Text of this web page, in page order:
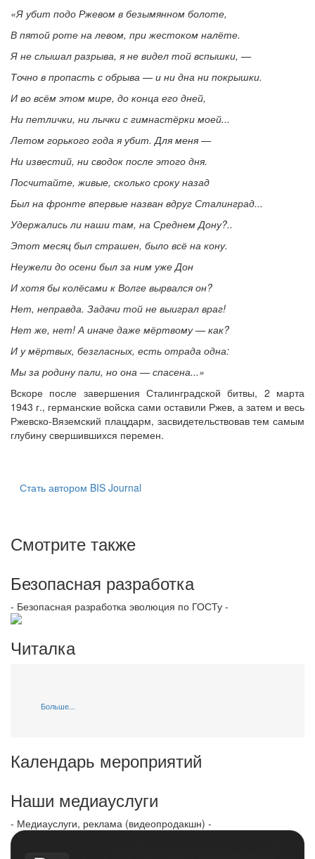
«Я убит подо Ржевом в безымянном болоте,
В пятой роте на левом, при жестоком налёте.
Я не слышал разрыва, я не видел той вспышки, —
Точно в пропасть с обрыва — и ни дна ни покрышки.
И во всём этом мире, до конца его дней,
Ни петлички, ни лычки с гимнастёрки моей...
Летом горького года я убит. Для меня —
Ни известий, ни сводок после этого дня.
Посчитайте, живые, сколько сроку назад
Был на фронте впервые назван вдруг Сталинград...
Удержались ли наши там, на Среднем Дону?..
Этот месяц был страшен, было всё на кону.
Неужели до осени был за ним уже Дон
И хотя бы колёсами к Волге вырвался он?
Нет, неправда. Задачи той не выиграл враг!
Нет же, нет! А иначе даже мёртвому — как?
И у мёртвых, безгласных, есть отрада одна:
Мы за родину пали, но она — спасена...»
Вскоре после завершения Сталинградской битвы, 2 марта
1943 г., германские войска сами оставили Ржев, а затем и весь
Ржевско-Вяземский плацдарм, засвидетельствовав тем самым
глубину свершившихся перемен.
Стать автором BIS Journal
Смотрите также
Безопасная разработка
- Безопасная разработка эволюция по ГОСТу -
Читалка
Больше...
Календарь мероприятий
Наши медиауслуги
- Медиауслуги, реклама (видеопродакшн) -